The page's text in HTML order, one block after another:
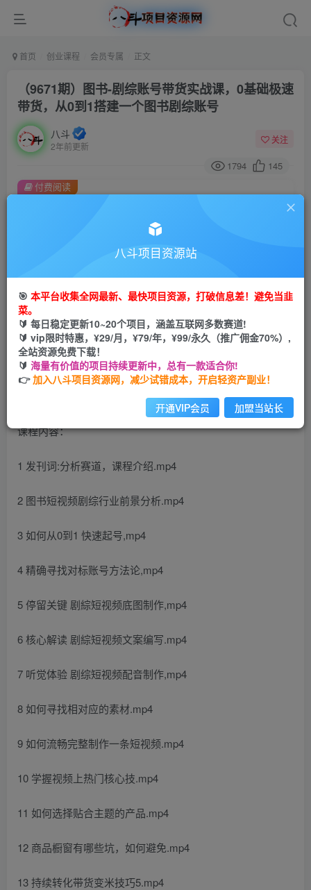
首页 创业课程 会员专属 正文
（9671期）图书-剧综账号带货实战课，0基础极速
带货，从0到1搭建一个图书剧综账号
八斗
2年前更新
关注
1794 145
此内容为付费阅读，请付费后查看
会员专属资源
您暂无购买权限，请先开通会员
开通会员
付费阅读
课程内容：
1 发刊词:分析赛道，课程介绍.mp4
2 图书短视频剧综行业前景分析.mp4
3 如何从0到1 快速起号,mp4
4 精确寻找对标账号方法论,mp4
5 停留关键 剧綜短视频底图制作,mp4
6 核心解读 剧綜短视频文案编写.mp4
7 听觉体验 剧综短视频配音制作,mp4
8 如何寻找相对应的素材.mp4
9 如何流畅完整制作一条短视频.mp4
10 学握视频上热门核心技.mp4
11 如何选择贴合主题的产品.mp4
12 商品橱窗有哪些坑，如何避免.mp4
13 持续转化带货变米技巧5.mp4
八斗项目资源站
🎯 本平台收集全网最新、最快项目资源，打破信息差！避免当韭
菜。
🔰 每日稳定更新10~20个项目，涵盖互联网多数赛道!
🔰 vip限时特惠，¥29/月，¥79/年，¥99/永久（推广佣金70%）,
全站资源免费下载！
🔰 海量有价值的项目持续更新中，总有一款适合你!
👉加入八斗项目资源网，减少试错成本，开启轻资产副业！
开通VIP会员 加盟当站长